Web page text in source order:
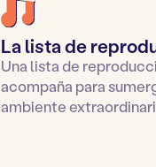
La lista de
Una lista de
acompaña para
ambiente